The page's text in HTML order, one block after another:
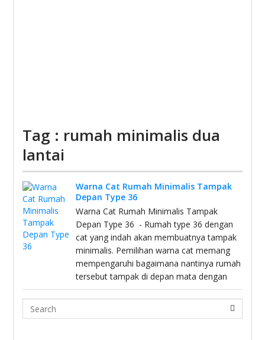
Tag : rumah minimalis dua
lantai
Warna Cat Rumah Minimalis Tampak
Depan Type 36
Warna Cat Rumah Minimalis Tampak
Depan Type 36 - Rumah type 36 dengan
cat yang indah akan membuatnya tampak
minimalis. Pemilihan warna cat memang
mempengaruhi bagaimana nantinya rumah
tersebut tampak di depan mata dengan
Search